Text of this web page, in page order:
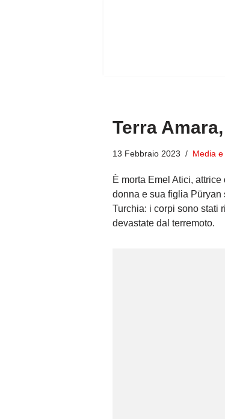
Terra
13 Febbraio 2023 Media e
È morta Emel Atici,
donna e sua figlia Püryan
Turchia: i corpi sono stati
devastate dal terremoto.